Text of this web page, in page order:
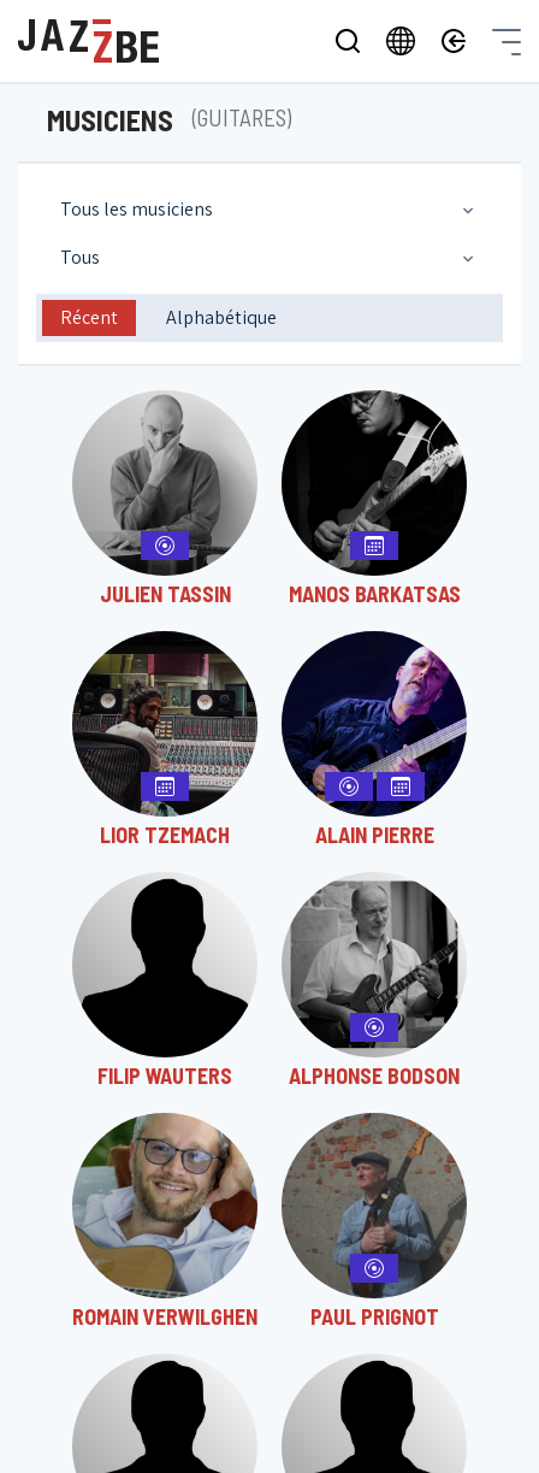
MUSICIENS (GUITARES)
Tous les musiciens
Tous
Récent Alphabétique
JULIEN TASSIN MANOS BARKATSAS
LIOR TZEMACH ALAIN PIERRE
FILIP WAUTERS ALPHONSE BODSON
ROMAIN VERWILGHEN PAUL PRIGNOT